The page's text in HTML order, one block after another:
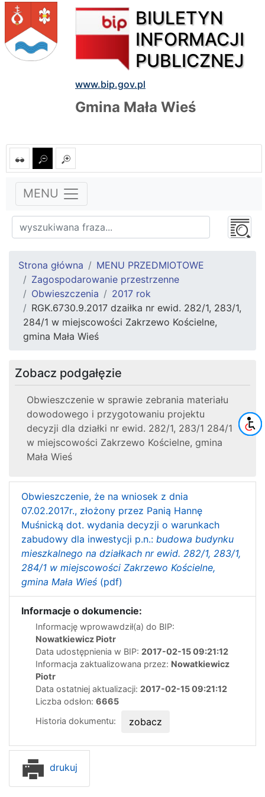
BIULETYN
INFORMACJI
PUBLICZNEJ
www.bip.gov.pl
Gmina Mała Wieś
MENU
Strona główna
MENU PRZEDMIOTOWE
Zagospodarowanie przestrzenne
Obwieszczenia
2017 rok
RGK.6730.9.2017 dzaiłka nr ewid. 282/1, 283/1,
284/1 w miejscowości Zakrzewo Kościelne,
gmina Mała Wieś
Zobacz podgałęzie
Obwieszczenie w sprawie zebrania materiału
dowodowego i przygotowaniu projektu
decyzji dla działki nr ewid. 282/1, 283/1 284/1
w miejscowości Zakrzewo Kościelne, gmina
Mała Wieś
Obwieszczenie, że na wniosek z dnia
07.02.2017r., złożony przez Panią Hannę
Muśnicką dot. wydania decyzji o warunkach
zabudowy dla inwestycji p.n.: budowa budynku
mieszkalnego na działkach nr ewid. 282/1, 283/1,
284/1 w miejscowości Zakrzewo Kościelne,
gmina Mała Wieś (pdf)
Informacje o dokumencie:
Informację wprowawdził(a) do BIP:
Nowatkiewicz Piotr
Data udostępnienia w BIP: 2017-02-15 09:21:12
Informacja zaktualizowana przez: Nowatkiewicz
Piotr
Data ostatniej aktualizacji: 2017-02-15 09:21:12
Liczba odsłon: 6665
Historia dokumentu:
zobacz
drukuj